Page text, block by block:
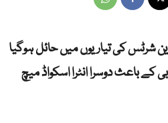
شرٹس کی تیاریوں میں حائل ہوگیا
باعث دوسرا انٹرا اسکواڈ میچ